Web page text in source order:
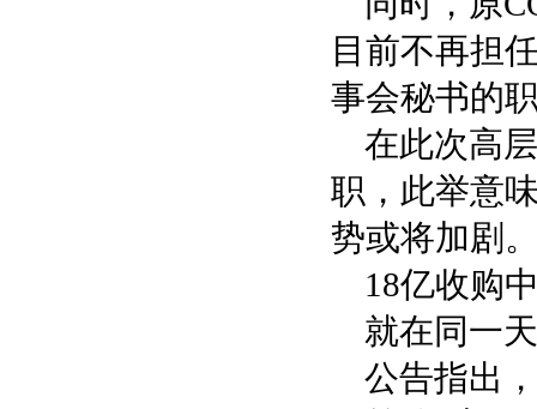
目前不再担
事会秘书的
在此次高
职，此举意
势或将加剧
18亿收购
就在同一
公告指出